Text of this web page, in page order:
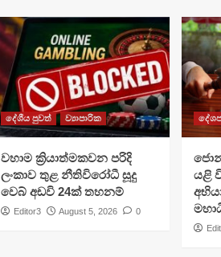
දේශීය පුවත් ව්‍යාපාරික
වහාම ක්‍රියාත්මකවන පරිදි
ලංකාව තුළ නීතිවිරෝධී සූදු
වෙබ් අඩවි 24ක් තහනම්
Editor3 August 5, 2026 0
යළි